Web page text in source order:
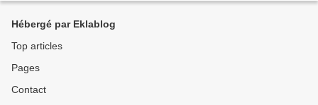
Hébergé par Eklablog
Top articles
Pages
Contact